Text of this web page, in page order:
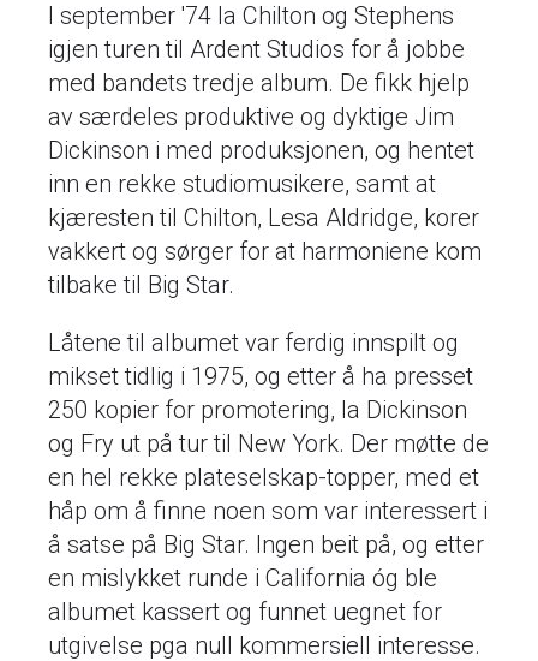
I september '74 la Chilton og Stephens
igjen turen til Ardent Studios for å jobbe
med bandets tredje album. De fikk hjelp
av særdeles produktive og dyktige Jim
Dickinson i med produksjonen, og hentet
inn en rekke studiomusikere, samt at
kjæresten til Chilton, Lesa Aldridge, korer
vakkert og sørger for at harmoniene kom
tilbake til Big Star.
Låtene til albumet var ferdig innspilt og
mikset tidlig i 1975, og etter å ha presset
250 kopier for promotering, la Dickinson
og Fry ut på tur til New York. Der møtte de
en hel rekke plateselskap-topper, med et
håp om å finne noen som var interessert i
å satse på Big Star. Ingen beit på, og etter
en mislykket runde i California óg ble
albumet kassert og funnet uegnet for
utgivelse pga null kommersiell interesse.